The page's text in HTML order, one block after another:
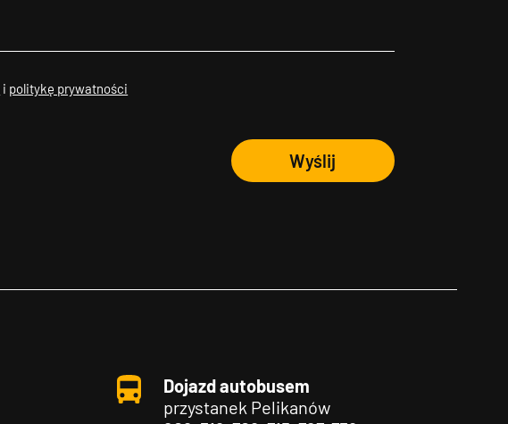
i politykę prywatności
Wyślij
Dojazd autobusem
przystanek Pelikanów